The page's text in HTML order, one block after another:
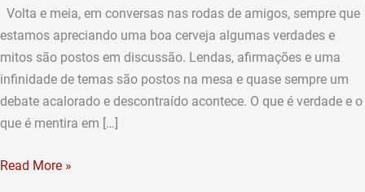
Volta e meia, em conversas nas rodas de amigos, sempre que
estamos apreciando uma boa cerveja algumas verdades e
mitos são postos em discussão. Lendas, afirmações e uma
infinidade de temas são postos na mesa e quase sempre um
debate acalorado e descontraído acontece. O que é verdade e o
que é mentira em […]
sobre
cerveja!
(por
Rivaldo
Neto)
Read More »